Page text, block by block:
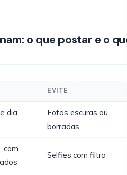
o que postar e o
EVITE
dia,
Fotos escuras ou
borradas
com
Selfies com filtro